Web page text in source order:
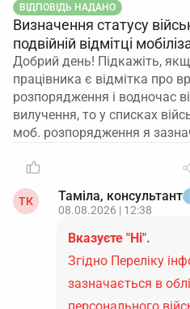
ВІДПОВІДЬ НАДАНО
Визначення статусу
подвійній відмітці
Добрий день! Підкажіть,
працівника є відмітка про
розпорядження і водночас
вилучення, то у списках
моб. розпорядження я
ТК Таміла, консультант
08.08.2026 | 12:38
Вказуєте "Ні".
Згідно Переліку
зазначається в